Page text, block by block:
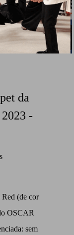
da
-
Red (de cor
OSCAR
sem